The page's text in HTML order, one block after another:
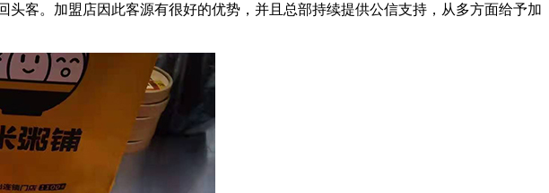
。加盟店因此客源有很好的优势，并且总部持续提供公信支持，从多方面给予加